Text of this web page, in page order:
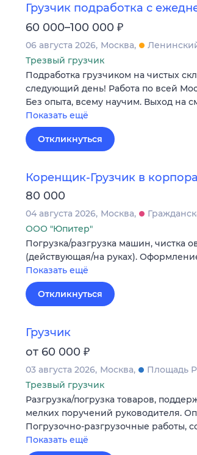
Грузчик подработка с
60 000–100 000 ₽
06 августа 2026 Москва
Трезвый грузчик
Подработка грузчиком на чистых
следующий день! Работа по всей
Без опыта, всему научим. Выход на
Показать ещё
Откликнуться
Коренщик-Грузчик в
80 000
04 августа 2026 Москва
ООО "Юпитер"
Погрузка/разгрузка машин, чистка
(действующая/на руках).
Показать ещё
Откликнуться
Грузчик
от 60 000 ₽
03 августа 2026 Москва
Площадь
Трезвый грузчик
Разгрузка/погрузка товаров,
мелких поручений руководителя.
Погрузочно-разгрузочные работы,
Показать ещё